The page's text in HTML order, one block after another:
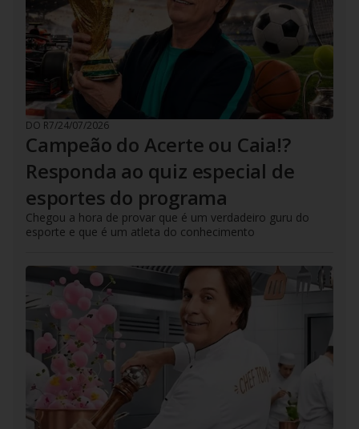
DO R7/24/07/2026
Campeão do Acerte ou Caia!?
Responda ao quiz especial de
esportes do programa
Chegou a hora de provar que é um verdadeiro guru do
esporte e que é um atleta do conhecimento